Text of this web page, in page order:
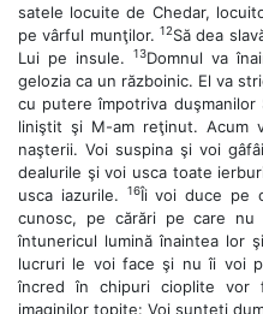
satele locuite de Chedar,
pe vârful munţilor. 12Să dea
Lui pe insule.
13Domnul va
gelozia ca un războinic. El va
cu putere împotriva duşmanilor
liniştit şi M-am reţinut. Acum
naşterii. Voi suspina şi voi
dealurile şi voi usca toate
usca iazurile.
16Îi voi duce pe
cunosc, pe cărări pe care
întunericul lumină înaintea lor
lucruri le voi face şi nu îi voi
încred în chipuri cioplite vor
imaginilor topite: Voi sunteţi